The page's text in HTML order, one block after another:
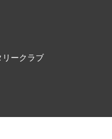
ークラブ